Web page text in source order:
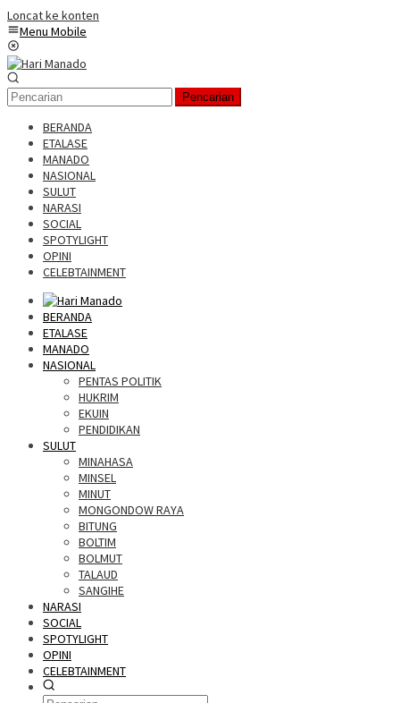
Loncat ke konten
Menu Mobile
Pencarian
BERANDA
ETALASE
MANADO
NASIONAL
SULUT
NARASI
SOCIAL
SPOTYLIGHT
OPINI
CELEBTAINMENT
BERANDA
ETALASE
MANADO
NASIONAL
PENTAS POLITIK
HUKRIM
EKUIN
PENDIDIKAN
SULUT
MINAHASA
MINSEL
MINUT
MONGONDOW RAYA
BITUNG
BOLTIM
BOLMUT
TALAUD
SANGIHE
NARASI
SOCIAL
SPOTYLIGHT
OPINI
CELEBTAINMENT